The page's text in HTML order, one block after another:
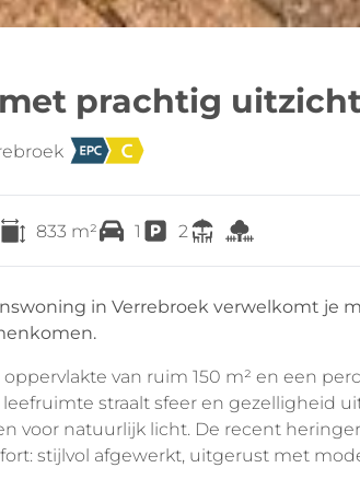
prachtig
833 m² 1 2
in Verrebroek verwelkomt je
van ruim 150 m² en een
straalt sfeer en gezelligheid
voor natuurlijk licht. De recent
stijlvol afgewerkt, uitgerust met